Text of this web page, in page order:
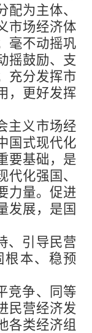
为主体、
市场经济体
毫不动摇巩
摇鼓励、支
充分发挥市
，更好发挥
主义市场经
国式现代化
要基础，是
化强国、
力量。促进
发展，是国
、引导民营
根本、稳预
竞争、同等
民营经济发
各类经济组